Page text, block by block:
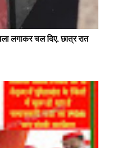
लगाकर चल दिए, छात्र रात